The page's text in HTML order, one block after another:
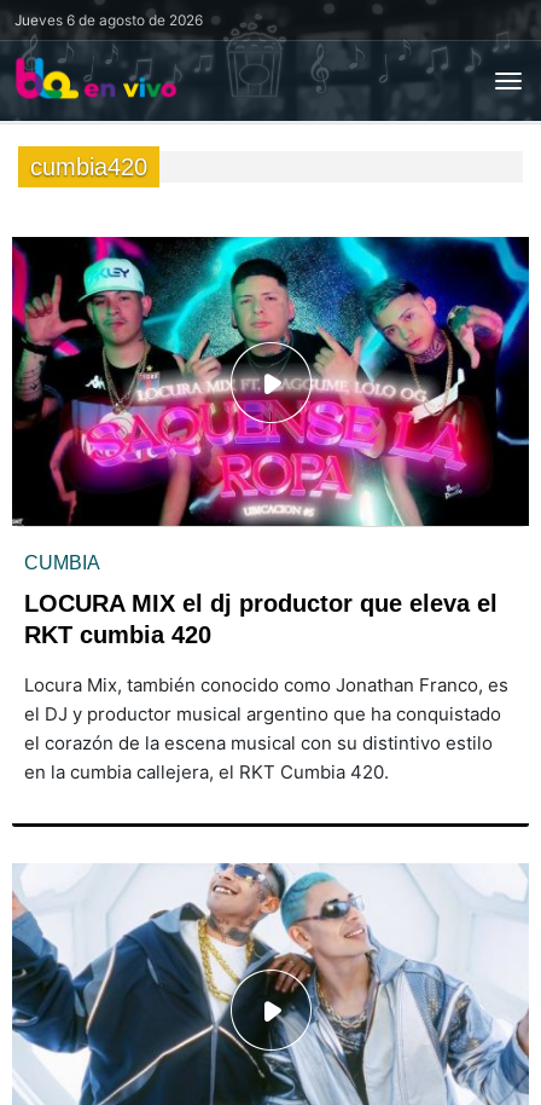
Jueves 6 de agosto de 2026
cumbia420
CUMBIA
LOCURA MIX el dj productor que eleva el
RKT cumbia 420
Locura Mix, también conocido como Jonathan Franco, es
el DJ y productor musical argentino que ha conquistado
el corazón de la escena musical con su distintivo estilo
en la cumbia callejera, el RKT Cumbia 420.